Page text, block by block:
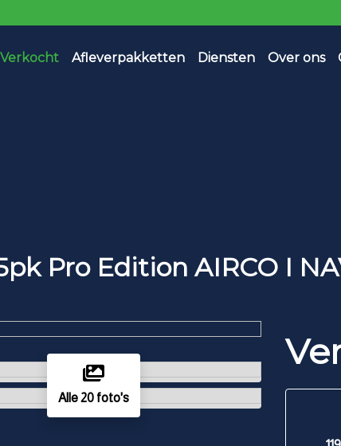
Verkocht Afleverpakketten Diensten Over ons
Pro Edition AIRCO I
Alle 20 foto's